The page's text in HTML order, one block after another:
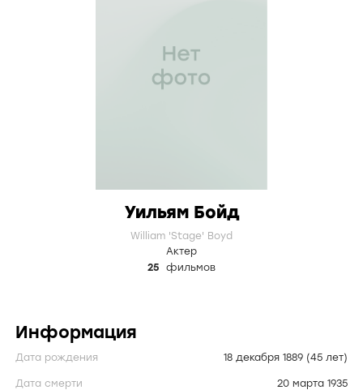
Уильям Бойд
William 'Stage' Boyd
Актер
25
фильмов
Информация
Дата рождения 18 декабря 1889 (45 лет)
Дата смерти 20 марта 1935